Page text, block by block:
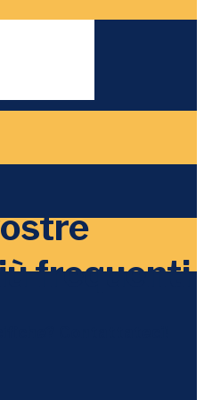
frequenti